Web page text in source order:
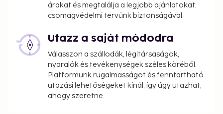
árakat és megtalálja a legjobb ajánlatokat,
csomagvédelmi tervünk biztonságával.
Utazz a saját módodra
Válasszon a szállodák, légitársaságok,
nyaralók és tevékenységek széles köréből.
Platformunk rugalmasságot és fenntartható
utazási lehetőségeket kínál, így úgy utazhat,
ahogy szeretne.